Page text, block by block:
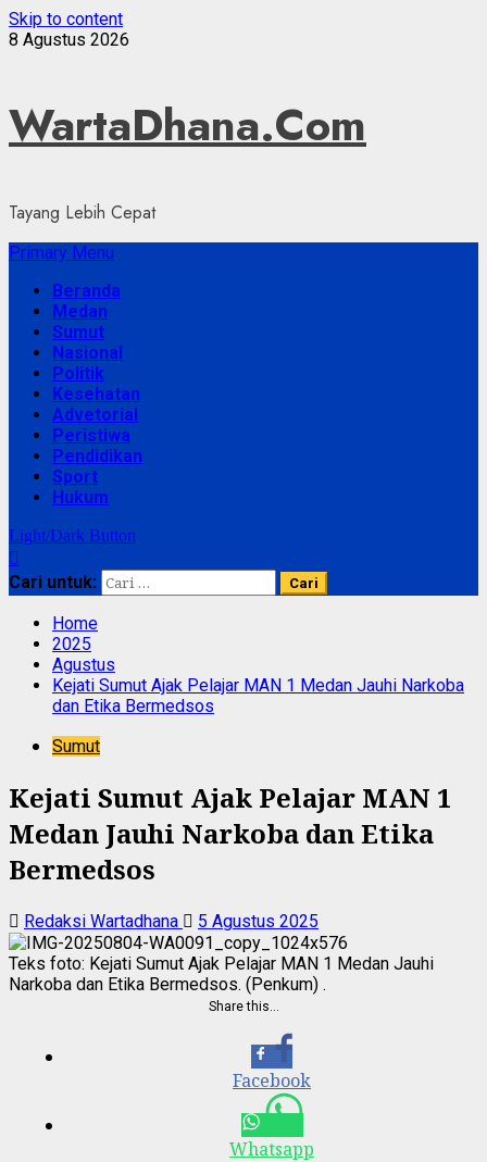
Skip to content
8 Agustus 2026
WartaDhana.Com
Tayang Lebih Cepat
Primary Menu
Beranda
Medan
Sumut
Nasional
Politik
Kesehatan
Advetorial
Peristiwa
Pendidikan
Sport
Hukum
Light/Dark Button
Cari untuk:
Home
2025
Agustus
‎Kejati Sumut Ajak Pelajar MAN 1 Medan Jauhi Narkoba
dan Etika Bermedsos‎
Sumut
‎Kejati Sumut Ajak Pelajar MAN 1
Medan Jauhi Narkoba dan Etika
Bermedsos‎
Redaksi Wartadhana 5 Agustus 2025
Teks foto: ‎Kejati Sumut Ajak Pelajar MAN 1 Medan Jauhi
Narkoba dan Etika Bermedsos. (Penkum) ‎.
Share this…
Facebook
Whatsapp